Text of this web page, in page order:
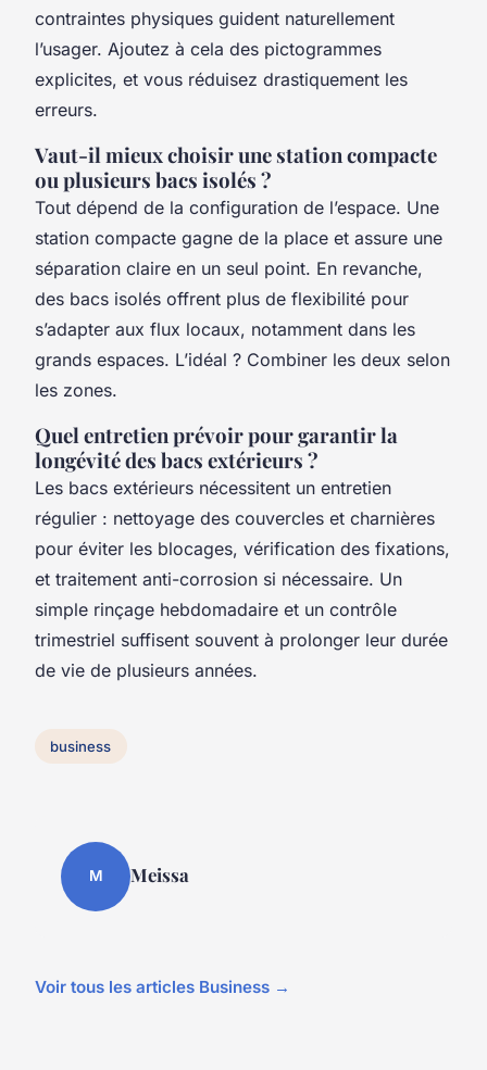
contraintes physiques guident naturellement
l’usager. Ajoutez à cela des pictogrammes
explicites, et vous réduisez drastiquement les
erreurs.
Vaut-il mieux choisir une station compacte
ou plusieurs bacs isolés ?
Tout dépend de la configuration de l’espace. Une
station compacte gagne de la place et assure une
séparation claire en un seul point. En revanche,
des bacs isolés offrent plus de flexibilité pour
s’adapter aux flux locaux, notamment dans les
grands espaces. L’idéal ? Combiner les deux selon
les zones.
Quel entretien prévoir pour garantir la
longévité des bacs extérieurs ?
Les bacs extérieurs nécessitent un entretien
régulier : nettoyage des couvercles et charnières
pour éviter les blocages, vérification des fixations,
et traitement anti-corrosion si nécessaire. Un
simple rinçage hebdomadaire et un contrôle
trimestriel suffisent souvent à prolonger leur durée
de vie de plusieurs années.
business
M Meissa
Voir tous les articles Business →